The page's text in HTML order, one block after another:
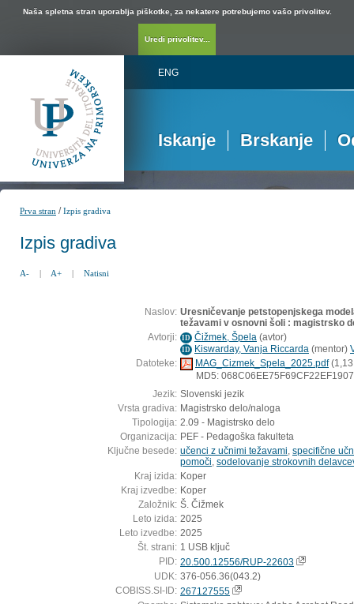
Naša spletna stran uporablja piškotke, za nekatere potrebujemo vašo privolitev.
Uredi privolitev...
ENG
Iskanje Brskanje
Prva stran /Izpis gradiva
Izpis gradiva
A- | A+ | Natisni
Naslov: Uresničevanje petstopenjskega
težavami v osnovni šoli : magistrsko
Avtorji: ID Čižmek, Špela (avtor)
ID Kiswarday, Vanja Riccarda (mentor)
Datoteke:
MAG_Cizmek_Spela_2025.pdf(1,13
MD5:
Jezik: Slovenski jezik
Vrsta gradiva: Magistrsko delo/naloga
Tipologija: 2.09 - Magistrsko delo
Organizacija: PEF - Pedagoška fakulteta
Ključne besede: učenci z učnimi težavami specifične
pomoči sodelovanje strokovnih
Kraj izida: Koper
Kraj izvedbe: Koper
Založnik: Š. Čižmek
Leto izida: 2025
Leto izvedbe: 2025
Št. strani: 1 USB ključ
PID: 20.500.12556/RUP-22603
UDK: 376-056.36(043.2)
COBISS.SI-ID: 267127555